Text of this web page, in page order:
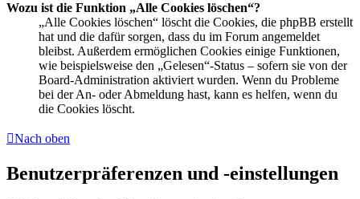
Wozu ist die Funktion „Alle Cookies löschen“?
„Alle Cookies löschen“ löscht die Cookies, die phpBB erstellt
hat und die dafür sorgen, dass du im Forum angemeldet
bleibst. Außerdem ermöglichen Cookies einige Funktionen,
wie beispielsweise den „Gelesen“-Status – sofern sie von der
Board-Administration aktiviert wurden. Wenn du Probleme
bei der An- oder Abmeldung hast, kann es helfen, wenn du
die Cookies löscht.
Nach oben
Benutzerpräferenzen und -einstellungen